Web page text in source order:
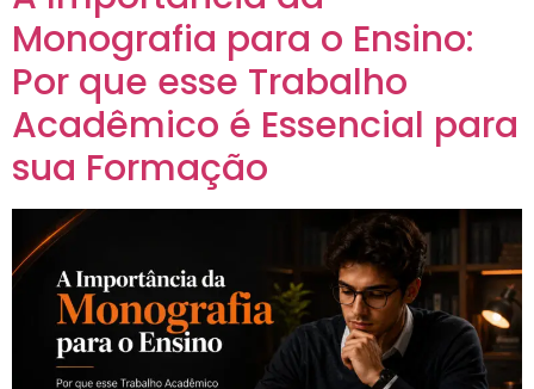
Monografia para o Ensino:
Por que esse Trabalho
Acadêmico é Essencial para
sua Formação